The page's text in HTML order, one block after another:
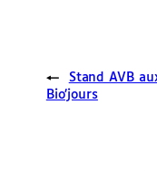
←
Stand AVB
Bio’jours